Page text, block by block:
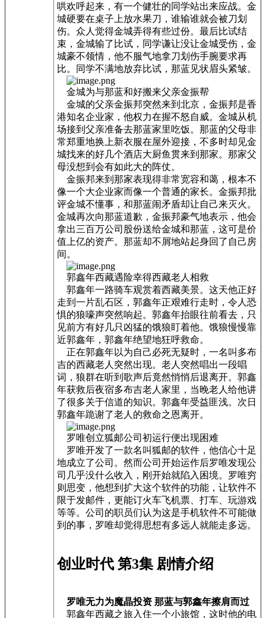
哄欢呼起来，有一个健壮的同学站出来应战。金
城硬要在桌子上放水果刀，谁输谁就会被刀划
伤。众人觉得金城弄得有些过份。最后比试结
束，金城输了比试，同学谦让没让金城受伤，金
城豪不领情，他不服气地拿刀划伤手腕要求再
比。同学不满地放弃比试，那蓝见状眉头紧皱。
金城为与那蓝和好搬来父亲金振帮
金城的父亲金振邦突然来到北京，金振邦是香
港知名企业家，他权力在握不怒自威。金城从机
场接到父亲准备去那蓝家里吃饭。那蓝的父母非
常郑重地换上新衣服在屋外迎接，不多时却见金
城找来的好几个酒店大厨鱼贯来到那家。那家父
母没想到会有如此大的阵仗。
金振邦来到那家表现得非常宽容和蔼，根本不
像一个大企业家而像一个普通的家长。金振邦批
评金城不懂事，和那蓝闹矛盾却让自己来灭火。
金城再次向那蓝道歉，金振邦豪气地表示，他会
拿出三百万公司股份送给金城和那蓝，这可是价
值上亿的资产。那蓝却不屑地站起身回了自己房
间。
郭鑫年西藏遇险幸得西藏老人相救
郭鑫年一路骑车观赏着西藏美景。这天他正好
走到一片乱石区，郭鑫年正艰难行走时，令人恐
惧的狼嚎声突然响起。郭鑫年抬眼往前看去，只
见前方有好几只凶猛的饿狼盯着他。饿狼慢慢靠
近郭鑫年，郭鑫年绝望地狂呼救命。
正在郭鑫年以为自己必死无疑时，一名叫多布
吉的西藏老人突然出现。老人突然唱出一段唱
词，狼群在听到歌声后竟然悄悄后退离开。郭鑫
年获救后夜宿多布吉老人家里，当晚老人给他讲
了很多关于信道的知识。郭鑫年受益匪浅。次日
郭鑫年跪谢了老人的救命之恩离开。
罗唯创立狐邮公司初运行便出现困难
罗唯开发了一款名叫狐邮的软件，他信心十足
地成立了公司。然而公司开始运作后罗唯发现公
司几乎没什么收入，刚开始就陷入困境。罗唯穷
则思变，他想到扩大这个软件的功能，让软件不
限于发邮件，更能订火车飞机票、打车、玩游戏
等等。公司的职员们认为这是手机软件不可能做
到的事，罗唯却觉得思想有多远人就能走多远。
创业时代 第3集 剧情介绍
罗唯无力为魔晶投资 那蓝与郭鑫年擦肩而过
郭鑫年西藏之旅入住一个小旅馆，这时他的电